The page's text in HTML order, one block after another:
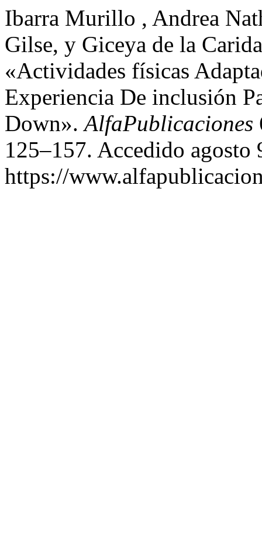
Ibarra Murillo , Andrea
Gilse, y Giceya de la
«Actividades físicas
Experiencia De inclusión
Down».AlfaPublicaciones
125–157. Accedido agosto
https://